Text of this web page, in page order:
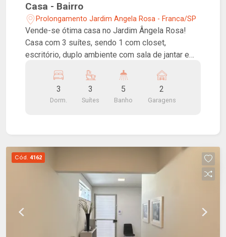
Casa - Bairro
Prolongamento Jardim Angela Rosa - Franca/SP
Vende-se ótima casa no Jardim Ângela Rosa!
Casa com 3 suítes, sendo 1 com closet,
escritório, duplo ambiente com sala de jantar e
varanda gourmet com churrasqueira e lavabo e 2
vagas de garagem. Boa localização, próximo do
Posto Sorriso e Supermercado Rafas.
3
Dorm.
3
Suítes
5
Banho
2
Garagens
Cód. 4162